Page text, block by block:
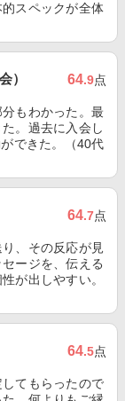
スペックが全体
） 64.9点
もわかった。最
。過去に入会し
できた。（40代
64.7点
、その反応が見
ージを、伝える
が出しやすい。
64.5点
てもらったので